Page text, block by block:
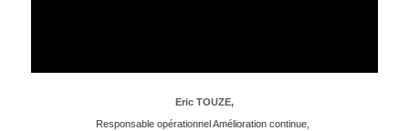
Eric TOUZE,
Responsable opérationnel Amélioration continue,